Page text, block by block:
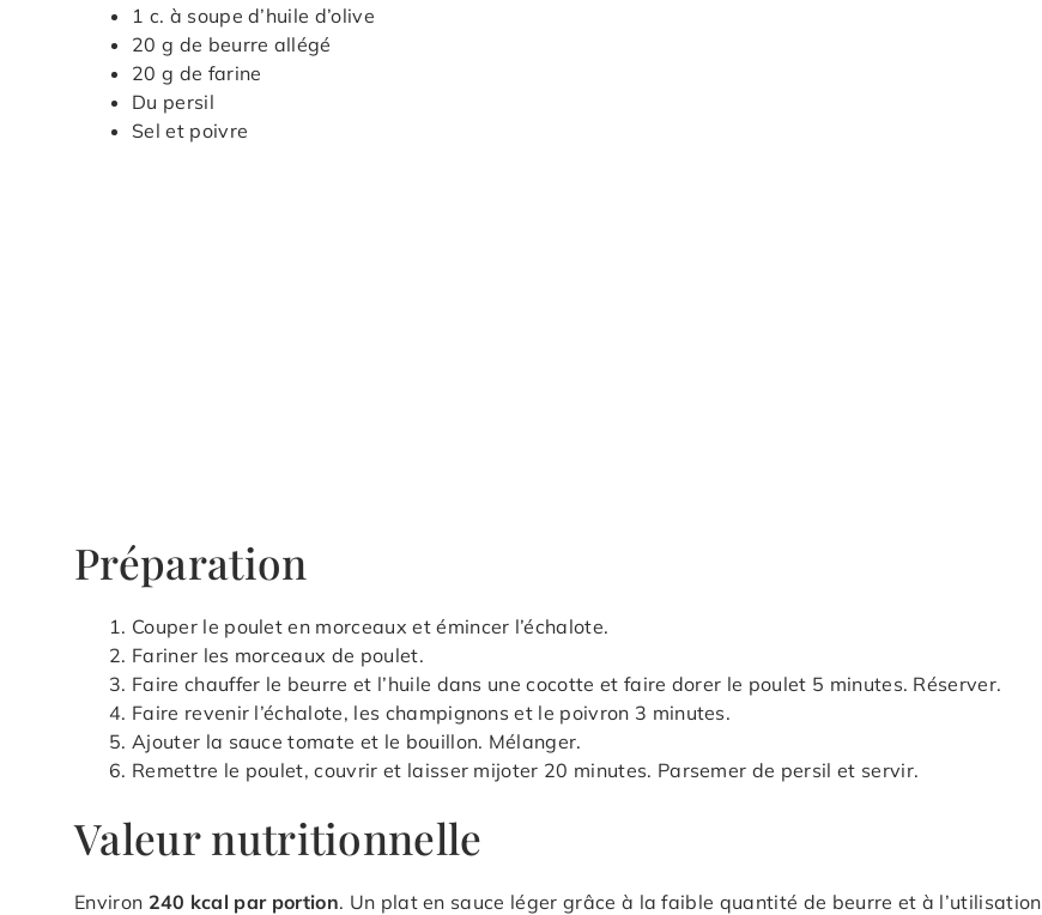
1 c. à soupe d’huile d’olive
20 g de beurre allégé
20 g de farine
Du persil
Sel et poivre
Préparation
Couper le poulet en morceaux et émincer l’échalote.
Fariner les morceaux de poulet.
Faire chauffer le beurre et l’huile dans une cocotte et faire dorer le poulet 5 minutes. Réserver.
Faire revenir l’échalote, les champignons et le poivron 3 minutes.
Ajouter la sauce tomate et le bouillon. Mélanger.
Remettre le poulet, couvrir et laisser mijoter 20 minutes. Parsemer de persil et servir.
Valeur nutritionnelle
Environ 240 kcal par portion. Un plat en sauce léger grâce à la faible quantité de beurre et à l’utilisation